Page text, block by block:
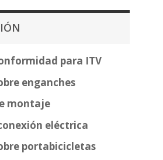
para ITV
enganches
montaje
eléctrica
portabicicletas